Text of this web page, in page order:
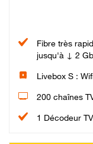
Fibre très
jusqu'à ↓ 2
Livebox S :
200 chaînes
1 Décodeur